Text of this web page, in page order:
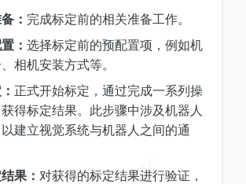
： 完成标定前的相关准备工作。
： 选择标定前的预配置项，例如机
相机安装方式等。
正式开始标定，通过完成一系列操
得标定结果。此步骤中涉及机器人
建立视觉系统与机器人之间的通
果： 对获得的标定结果进行验证，